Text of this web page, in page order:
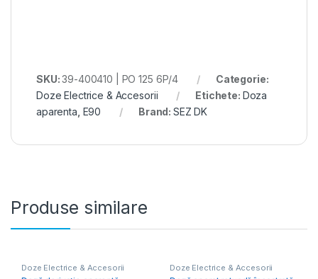
SKU:39-400410 | PO 125 6P/4
Categorie:
Doze Electrice & Accesorii
Etichete: Doza
aparenta E90 Brand: SEZ DK
Produse similare
Doze Electrice & Accesorii Doze Electrice & Accesorii